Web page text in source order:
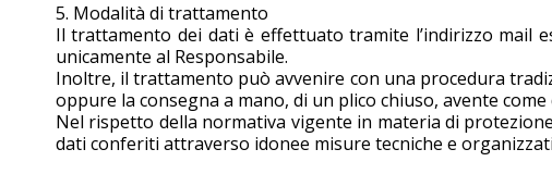
5. Modalità di trattamento
Il trattamento dei dati è effettuato tramite l’indirizzo mail
unicamente al Responsabile.
Inoltre, il trattamento può avvenire con una procedura
oppure la consegna a mano, di un plico chiuso, avente
Nel rispetto della normativa vigente in materia di
dati conferiti attraverso idonee misure tecniche e